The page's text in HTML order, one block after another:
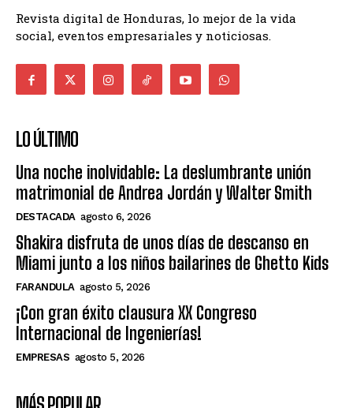
Revista digital de Honduras, lo mejor de la vida
social, eventos empresariales y noticiosas.
LO ÚLTIMO
Una noche inolvidable: La deslumbrante unión
matrimonial de Andrea Jordán y Walter Smith
DESTACADA agosto 6, 2026
Shakira disfruta de unos días de descanso en
Miami junto a los niños bailarines de Ghetto Kids
FARANDULA agosto 5, 2026
¡Con gran éxito clausura XX Congreso
Internacional de Ingenierías!
EMPRESAS agosto 5, 2026